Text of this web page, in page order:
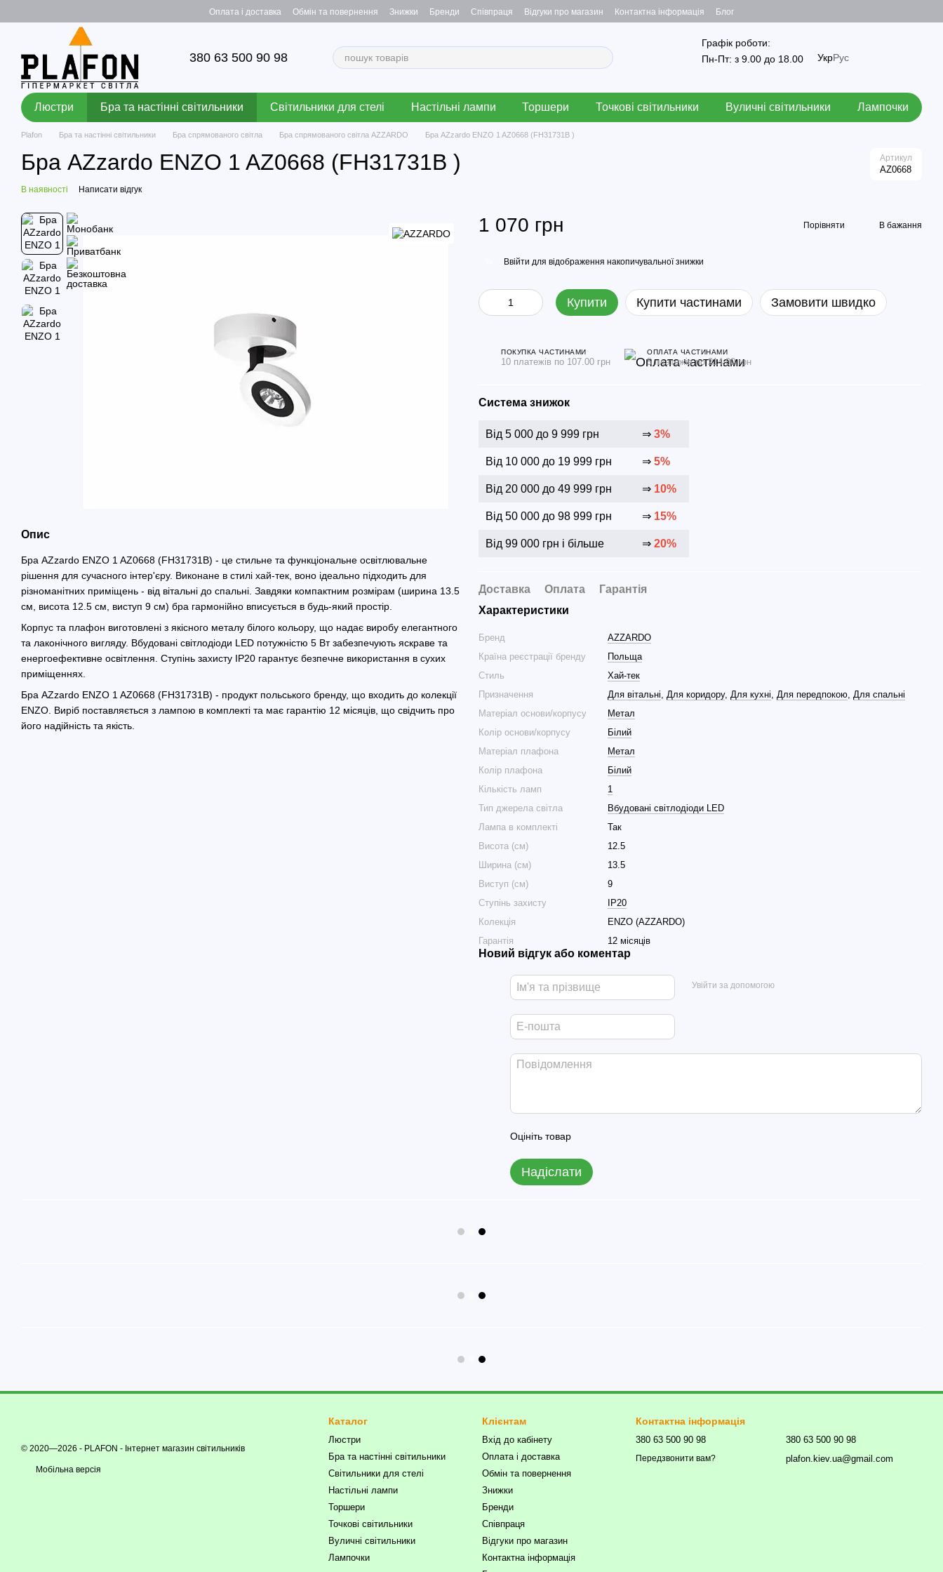
Оплата і доставка Обмін та повернення Знижки Бренди Співпраця Відгуки про магазин Контактна інформація Блог
380 63 500 90 98
Графік роботи:
Пн-Пт: з 9.00 до 18.00
УкрРус
Люстри Бра та настінні світильники Світильники для стелі Настільні лампи Торшери Точкові світильники Вуличні світильники Лампочки
Plafon Бра та настінні світильники Бра спрямованого світла Бра спрямованого світла AZZARDO Бра AZzardo ENZO 1 AZ0668 (FH31731B )
Бра AZzardo ENZO 1 AZ0668 (FH31731B ) Артикул
AZ0668
В наявності Написати відгук
Опис
Бра AZzardo ENZO 1 AZ0668 (FH31731B) - це стильне та функціональне освітлювальне
рішення для сучасного інтер'єру. Виконане в стилі хай-тек, воно ідеально підходить для
різноманітних приміщень - від вітальні до спальні. Завдяки компактним розмірам (ширина 13.5
см, висота 12.5 см, виступ 9 см) бра гармонійно вписується в будь-який простір.
Корпус та плафон виготовлені з якісного металу білого кольору, що надає виробу елегантного
та лаконічного вигляду. Вбудовані світлодіоди LED потужністю 5 Вт забезпечують яскраве та
енергоефективне освітлення. Ступінь захисту IP20 гарантує безпечне використання в сухих
приміщеннях.
Бра AZzardo ENZO 1 AZ0668 (FH31731B) - продукт польського бренду, що входить до колекції
ENZO. Виріб поставляється з лампою в комплекті та має гарантію 12 місяців, що свідчить про
його надійність та якість.
1 070 грн Порівняти В бажання
Ввійти для відображення накопичувальної знижки
Купити Купити частинами Замовити швидко
ПОКУПКА ЧАСТИНАМИ
10 платежів по 107.00 грн
ОПЛАТА ЧАСТИНАМИ
5 платежів по 214.00 грн
Система знижок
Від 5 000 до 9 999 грн ⇒ 3%
Від 10 000 до 19 999 грн ⇒ 5%
Від 20 000 до 49 999 грн ⇒ 10%
Від 50 000 до 98 999 грн ⇒ 15%
Від 99 000 грн і більше ⇒ 20%
Доставка Оплата
Гарантія
Характеристики
Бренд
AZZARDO
Країна реєстрації бренду
Польща
Стиль
Хай-тек
Призначення
Для вітальні, Для коридору, Для кухні, Для передпокою, Для спальні
Матеріал основи/корпусу
Метал
Колір основи/корпусу
Білий
Матеріал плафона
Метал
Колір плафона
Білий
Кількість ламп
1
Тип джерела світла
Вбудовані світлодіоди LED
Лампа в комплекті
Так
Висота (см)
12.5
Ширина (см)
13.5
Виступ (см)
9
Ступінь захисту
IP20
Колекція
ENZO (AZZARDO)
Гарантія
12 місяців
Новий відгук або коментар
Увійти за допомогою
Оцініть товар
Надіслати
© 2020—2026 - PLAFON - Інтернет магазин світильників
Мобільна версія
Каталог
Люстри
Бра та настінні світильники
Світильники для стелі
Настільні лампи
Торшери
Точкові світильники
Вуличні світильники
Лампочки
Клієнтам
Вхід до кабінету
Оплата і доставка
Обмін та повернення
Знижки
Бренди
Співпраця
Відгуки про магазин
Контактна інформація
Контактна інформація
380 63 500 90 98
Передзвонити вам?
380 63 500 90 98
plafon.kiev.ua@gmail.com